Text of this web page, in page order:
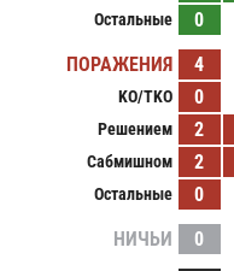
Остальные
0
ПОРАЖЕНИЯ 4
KO/TKO 0
Решением
2
Сабмишном
2
Остальные
0
НИЧЬИ
0